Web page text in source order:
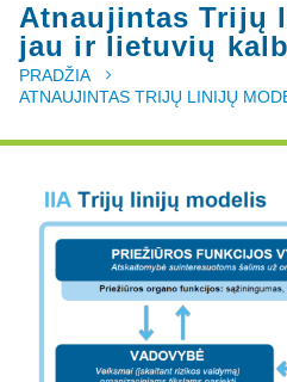
Atnaujintas Trijų
jau ir lietuvių
PRADŽIA
ATNAUJINTAS TRIJŲ LINIJŲ